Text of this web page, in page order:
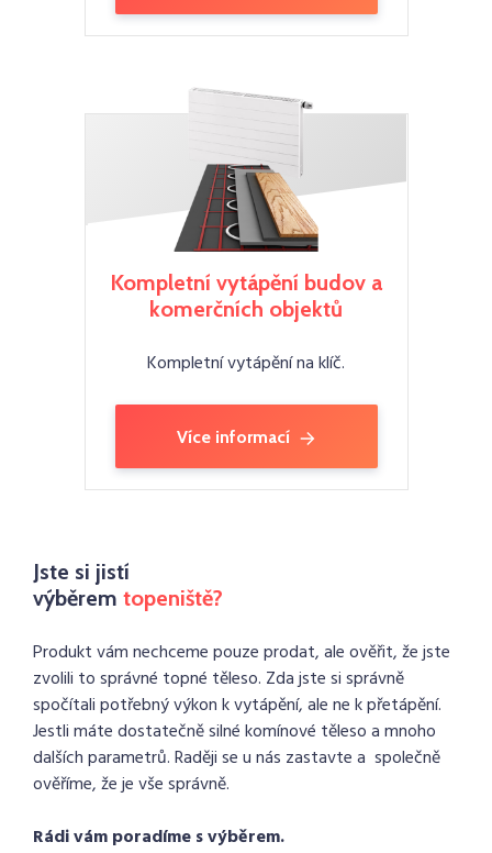
Kompletní vytápění budov a
komerčních objektů
Kompletní vytápění na klíč.
Více informací
Jste si jistí
výběrem topeniště?
Produkt vám nechceme pouze prodat, ale ověřit, že jste
zvolili to správné topné těleso. Zda jste si správně
spočítali potřebný výkon k vytápění, ale ne k přetápění.
Jestli máte dostatečně silné komínové těleso a mnoho
dalších parametrů. Raději se u nás zastavte a společně
ověříme, že je vše správně.
Rádi vám poradíme s výběrem.